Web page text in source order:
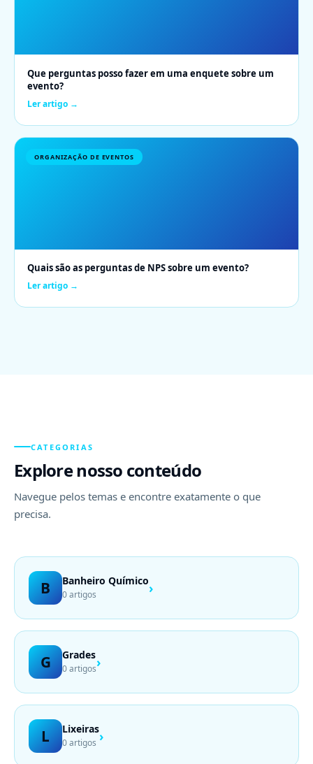
Que perguntas posso fazer em uma enquete sobre um
evento?
Ler artigo →
ORGANIZAÇÃO DE EVENTOS
Quais são as perguntas de NPS sobre um evento?
Ler artigo →
CATEGORIAS
Explore nosso conteúdo
Navegue pelos temas e encontre exatamente o que
precisa.
B Banheiro Químico
0 artigos ›
G Grades
0 artigos›
L Lixeiras
0 artigos ›